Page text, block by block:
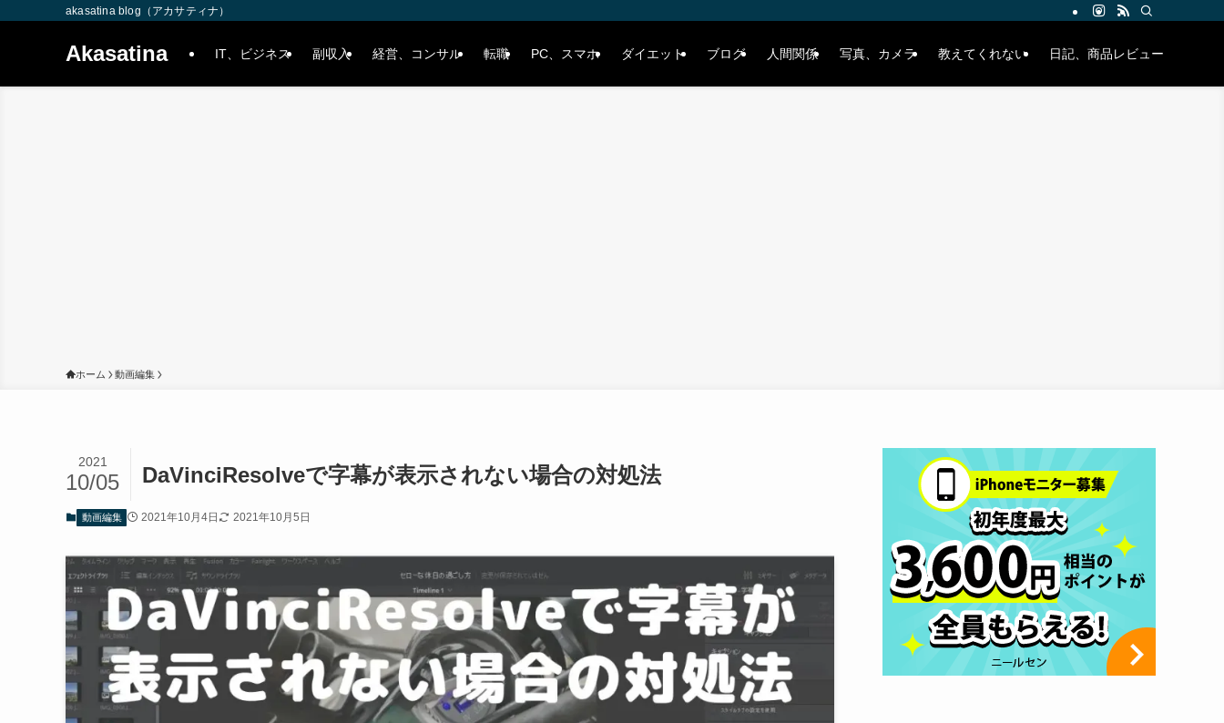
akasatina blog（アカサティナ）
Akasatina IT、ビジネス 副収入 経営、コンサル 転職 PC、スマホ ダイエット ブログ 人間関係 写真、カメラ 教えてくれない 日記、商品レビュー
ホーム 動画編集
DaVinciResolveで字幕が表示されない場合の対処法
2021
10/05
動画編集 2021年10月4日 2021年10月5日